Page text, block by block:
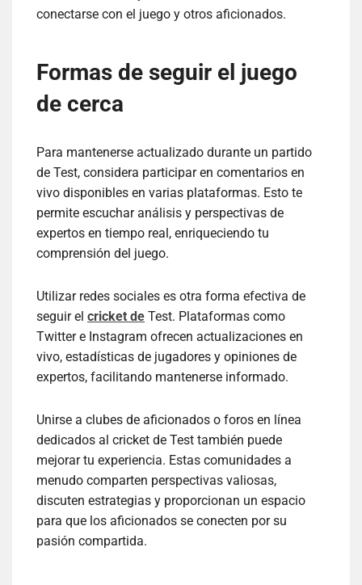
conectarse con el juego y otros aficionados.
Formas de seguir el juego
de cerca
Para mantenerse actualizado durante un partido
de Test, considera participar en comentarios en
vivo disponibles en varias plataformas. Esto te
permite escuchar análisis y perspectivas de
expertos en tiempo real, enriqueciendo tu
comprensión del juego.
Utilizar redes sociales es otra forma efectiva de
seguir el cricket de Test. Plataformas como
Twitter e Instagram ofrecen actualizaciones en
vivo, estadísticas de jugadores y opiniones de
expertos, facilitando mantenerse informado.
Unirse a clubes de aficionados o foros en línea
dedicados al cricket de Test también puede
mejorar tu experiencia. Estas comunidades a
menudo comparten perspectivas valiosas,
discuten estrategias y proporcionan un espacio
para que los aficionados se conecten por su
pasión compartida.